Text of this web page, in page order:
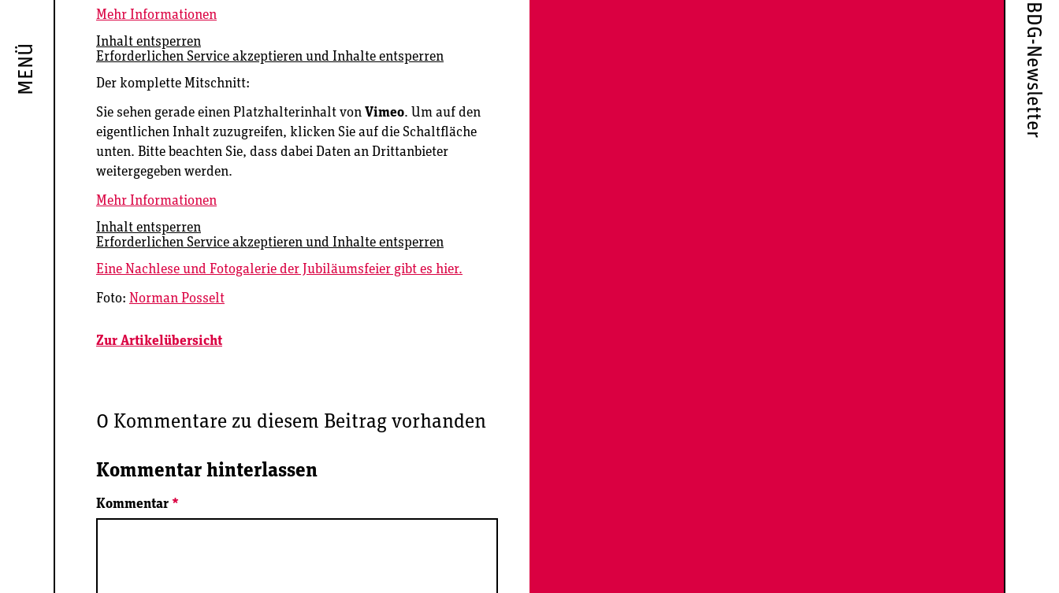
MENÜ BDG-Newsletter
Mehr Informationen
Inhalt entsperren
Erforderlichen Service akzeptieren und Inhalte entsperren
Der komplette Mitschnitt:
Sie sehen gerade einen Platzhalterinhalt von Vimeo. Um auf den
eigentlichen Inhalt zuzugreifen, klicken Sie auf die Schaltfläche
unten. Bitte beachten Sie, dass dabei Daten an Drittanbieter
weitergegeben werden.
Mehr Informationen
Inhalt entsperren
Erforderlichen Service akzeptieren und Inhalte entsperren
Eine Nachlese und Fotogalerie der Jubiläumsfeier gibt es hier.
Foto: Norman Posselt
Zur Artikelübersicht
0 Kommentare zu diesem Beitrag vorhanden
Kommentar hinterlassen
Kommentar *